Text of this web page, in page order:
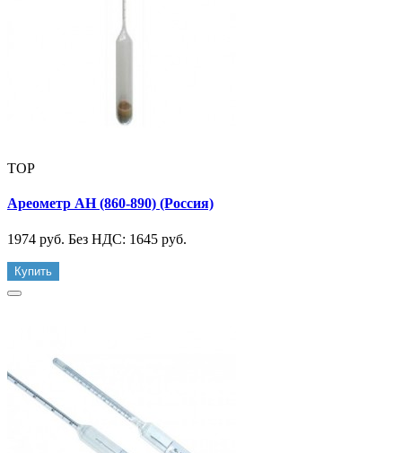
TOP
Ареометр АН (860-890) (Россия)
1974 руб. Без НДС: 1645 руб.
Купить